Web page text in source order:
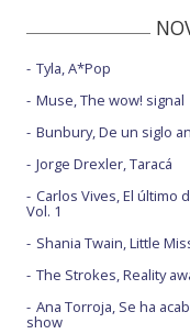
Tyla, A*Pop
Muse, The wow! signal
Bunbury, De un siglo
Jorge Drexler, Taracá
Carlos Vives, El último
Vol. 1
Shania Twain, Little
The Strokes, Reality
Ana Torroja, Se ha
show